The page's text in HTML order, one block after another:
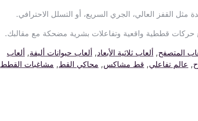
القفز العالي، الجري السريع، أو التسلل الاحترافي.
حركات قططية واقعية وتفاعلات بشرية مضحكة مع مقالبك.
المتصفح, ألعاب ثلاثية الأبعاد, ألعاب حيوانات أليفة, ألعاب
, عالم تفاعلي, قط مشاكس, محاكي القط, مشاغبات القطط